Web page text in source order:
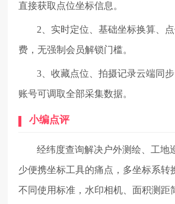
直接获取点位坐标信息。
2、实时定位、基础坐标换算、
费，无强制会员解锁门槛。
3、收藏点位、拍摄记录云端同
账号可调取全部采集数据。
小编点评
经纬度查询解决户外测绘、工地
少便携坐标工具的痛点，多坐标系转
不同使用标准，水印相机、面积测距